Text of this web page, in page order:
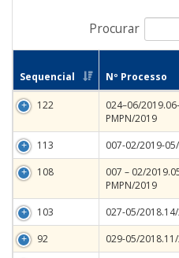
Procurar
Sequencial Nº Processo
122
024–06/
PMPN/2019
113 007-02/2019-
108
007 – 02/
PMPN/2019
103 027-05/
92
029-05/